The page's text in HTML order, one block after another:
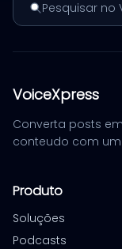
Pesquisar no
VoiceXpress
Converta posts
conteudo com
Produto
Soluções
Podcasts